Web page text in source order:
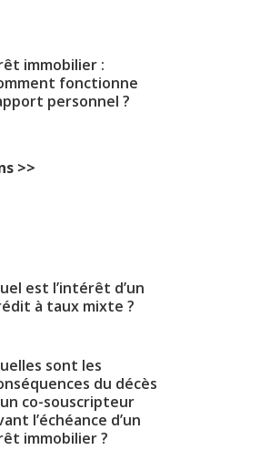
immobilier :
fonctionne
personnel ?
>>
est l’intérêt d’un
à taux mixte ?
sont les
du décès
co-souscripteur
l’échéance d’un
immobilier ?